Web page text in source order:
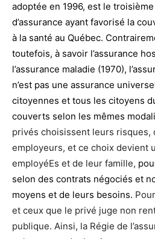
adoptée en 1996, est le
d’assurance ayant favorisé la
à la santé au Québec.
toutefois, à savoir l’assurance
l’assurance maladie (1970),
n’est pas une assurance
citoyennes et tous les citoyens
couverts selon les mêmes
privés choisissent leurs risques,
employeurs, et ce choix devient
employéEs et de leur famille,
selon des contrats négociés et
moyens et de leurs besoins.
et ceux que le privé juge non
publique. Ainsi, la Régie de